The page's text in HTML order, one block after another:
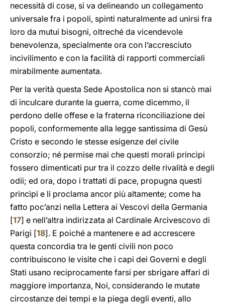
necessità di cose, si va delineando un collegamento
universale fra i popoli, spinti naturalmente ad unirsi fra
loro da mutui bisogni, oltreché da vicendevole
benevolenza, specialmente ora con l’accresciuto
incivilimento e con la facilità di rapporti commerciali
mirabilmente aumentata.
Per la verità questa Sede Apostolica non si stancò mai
di inculcare durante la guerra, come dicemmo, il
perdono delle offese e la fraterna riconciliazione dei
popoli, conformemente alla legge santissima di Gesù
Cristo e secondo le stesse esigenze del civile
consorzio; né permise mai che questi morali princìpi
fossero dimenticati pur tra il cozzo delle rivalità e degli
odii; ed ora, dopo i trattati di pace, propugna questi
princìpi e li proclama ancor più altamente; come ha
fatto poc’anzi nella Lettera ai Vescovi della Germania
[17] e nell’altra indirizzata al Cardinale Arcivescovo di
Parigi [18]. E poiché a mantenere e ad accrescere
questa concordia tra le genti civili non poco
contribuiscono le visite che i capi dei Governi e degli
Stati usano reciprocamente farsi per sbrigare affari di
maggiore importanza, Noi, considerando le mutate
circostanze dei tempi e la piega degli eventi, allo